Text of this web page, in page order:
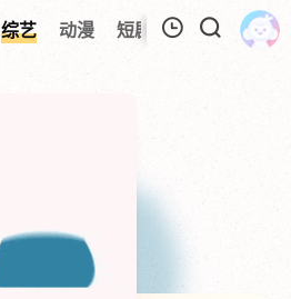
综艺 动漫 短剧 今日更新
0
暂无观看影片的记录